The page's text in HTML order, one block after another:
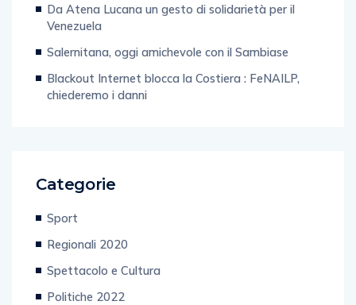
Da Atena Lucana un gesto di solidarietà per il
Venezuela
Salernitana, oggi amichevole con il Sambiase
Blackout Internet blocca la Costiera : FeNAILP,
chiederemo i danni
Categorie
Sport
Regionali 2020
Spettacolo e Cultura
Politiche 2022